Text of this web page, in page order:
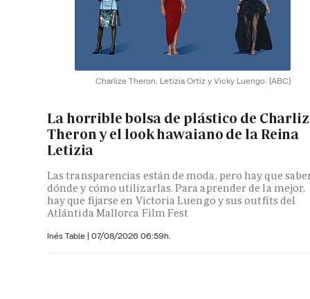
Charlize Theron, Letizia Ortiz y Vicky Luengo. (ABC)
La horrible bolsa de plástico de
Theron y el look hawaiano de la Reina
Letizia
Las transparencias están de moda, pero hay que
dónde y cómo utilizarlas. Para aprender de la mejor,
hay que fijarse en Victoria Luengo y sus outfits del
Atlántida Mallorca Film Fest
Inés Table | 07/08/2026 06:59h.